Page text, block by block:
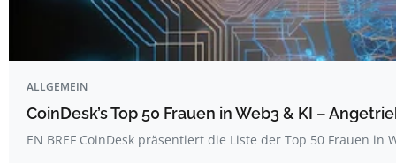
ALLGEMEIN
CoinDesk’s Top 50 Frauen in Web3 & KI –
EN BREF CoinDesk präsentiert die Liste der Top 50 Frauen in